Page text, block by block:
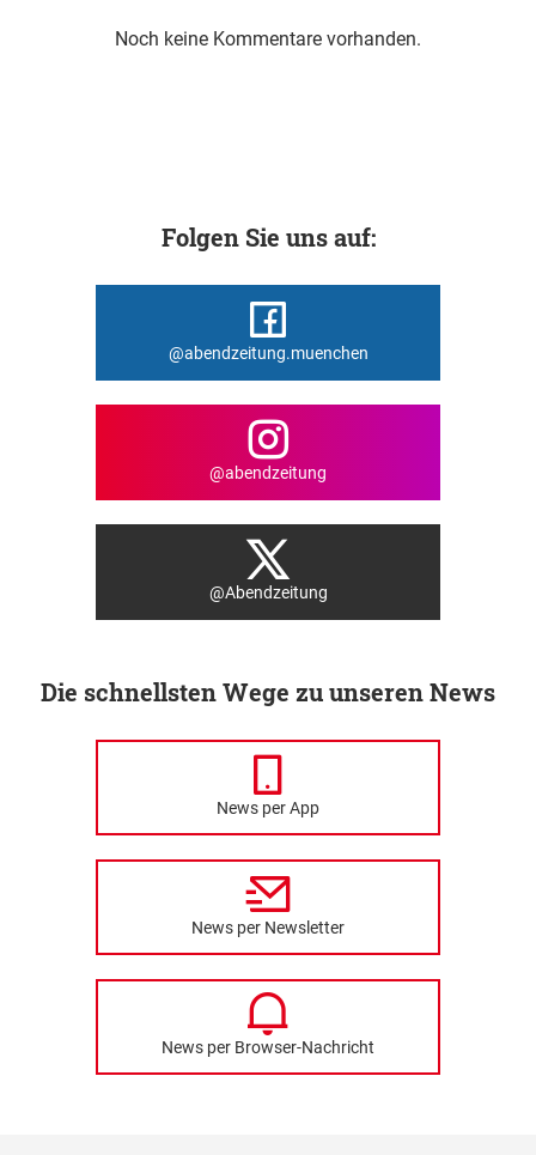
Noch keine Kommentare vorhanden.
Folgen Sie uns auf:
@abendzeitung.muenchen
@abendzeitung
@Abendzeitung
Die schnellsten Wege zu unseren News
News per App
News per Newsletter
News per Browser-Nachricht